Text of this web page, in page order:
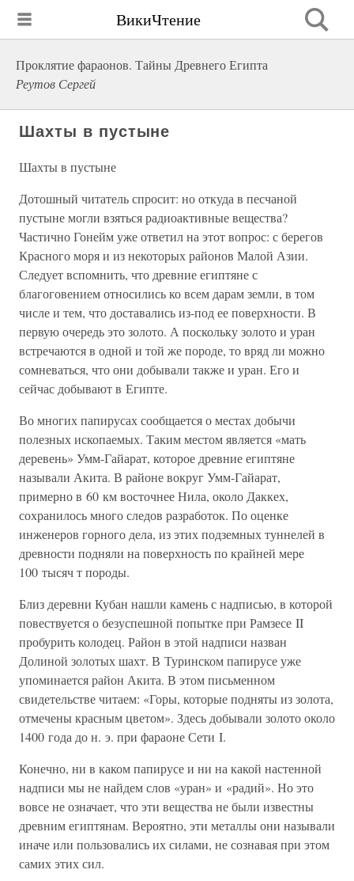
ВикиЧтение
Проклятие фараонов. Тайны Древнего Египта
Реутов Сергей
Шахты в пустыне
Шахты в пустыне
Дотошный читатель спросит: но откуда в песчаной
пустыне могли взяться радиоактивные вещества?
Частично Гонейм уже ответил на этот вопрос: с берегов
Красного моря и из некоторых районов Малой Азии.
Следует вспомнить, что древние египтяне с
благоговением относились ко всем дарам земли, в том
числе и тем, что доставались из-под ее поверхности. В
первую очередь это золото. А поскольку золото и уран
встречаются в одной и той же породе, то вряд ли можно
сомневаться, что они добывали также и уран. Его и
сейчас добывают в Египте.
Во многих папирусах сообщается о местах добычи
полезных ископаемых. Таким местом является «мать
деревень» Умм-Гайарат, которое древние египтяне
называли Акита. В районе вокруг Умм-Гайарат,
примерно в 60 км восточнее Нила, около Даккех,
сохранилось много следов разработок. По оценке
инженеров горного дела, из этих подземных туннелей в
древности подняли на поверхность по крайней мере
100 тысяч т породы.
Близ деревни Кубан нашли камень с надписью, в которой
повествуется о безуспешной попытке при Рамзесе II
пробурить колодец. Район в этой надписи назван
Долиной золотых шахт. В Туринском папирусе уже
упоминается район Акита. В этом письменном
свидетельстве читаем: «Горы, которые подняты из золота,
отмечены красным цветом». Здесь добывали золото около
1400 года до н. э. при фараоне Сети I.
Конечно, ни в каком папирусе и ни на какой настенной
надписи мы не найдем слов «уран» и «радий». Но это
вовсе не означает, что эти вещества не были известны
древним египтянам. Вероятно, эти металлы они называли
иначе или пользовались их силами, не сознавая при этом
самих этих сил.